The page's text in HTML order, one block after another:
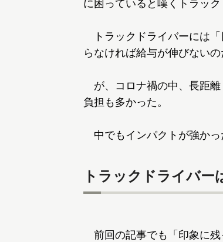
に困っていると嘆くトラック
トラックドライバーには「
らなければ給与が伸びないの
が、コロナ禍の中、長距離
負担も多かった。
中でもインパクトが強かっ
トラックドライバ
前回の記事でも「印象に残